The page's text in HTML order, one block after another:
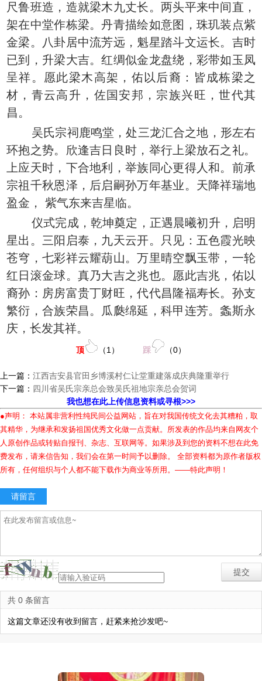
尺鲁班造，造就梁木九丈长。两头平来中间直，
架在中堂作栋梁。丹青描绘如意图，珠玑装点紫
金梁。八卦居中流芳远，魁星踏斗文运长。吉时
已到，升梁大吉。红绸似金龙盘绕，彩带如玉凤
呈祥。愿此梁木高架，佑以后裔：皆成栋梁之
材，青云高升，佐国安邦，宗族兴旺，世代其
昌。
吴氏宗祠鹿鸣堂，处三龙汇合之地，形左右
环抱之势。欣逢吉日良时，举行上梁放石之礼。
上应天时，下合地利，举族同心更得人和。前承
宗祖千秋恩泽，后启嗣孙万年基业。天降祥瑞地
盈金， 紫气东来吉星临。
仪式完成，乾坤奠定，正遇晨曦初升，启明
星出。三阳启泰，九天云开。只见：五色霞光映
苍穹，七彩祥云耀葫山。万里晴空飘玉带，一轮
红日滚金球。真乃大吉之兆也。愿此吉兆，佑以
裔孙：房房富贵丁财旺，代代昌隆福寿长。孙支
繁衍，合族荣昌。瓜瓞绵延，科甲连芳。螽斯永
庆，长发其祥。
顶 （1 ） 踩 （0）
上一篇： 江西吉安县官田乡博溪村仁让堂重建落成庆典隆重举行
下一篇： 四川省吴氏宗亲总会致吴氏祖地宗亲总会贺词
我也想在此上传信息资料或寻根>>>
●声明： 本站属非营利性纯民间公益网站，旨在对我国传统文化去其糟粕，取
其精华，为继承和发扬祖国优秀文化做一点贡献。所发表的作品均来自网友个
人原创作品或转贴自报刊、杂志、互联网等。如果涉及到您的资料不想在此免
费发布，请来信告知，我们会在第一时间予以删除。 全部资料都为原作者版权
所有，任何组织与个人都不能下载作为商业等所用。——特此声明！
请留言
共 0 条留言
这篇文章还没有收到留言，赶紧来抢沙发吧~